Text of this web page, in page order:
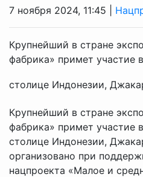
7 ноября 2024, 11:45 |
Крупнейший в стране
фабрика» примет участие
столице Индонезии,
Крупнейший в стране
фабрика» примет участие
столице Индонезии,
организовано при
нацпроекта «Малое и